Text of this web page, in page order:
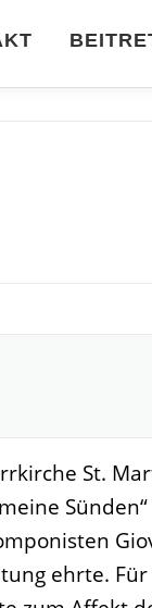
St.
Sünden“
ehrte. Für